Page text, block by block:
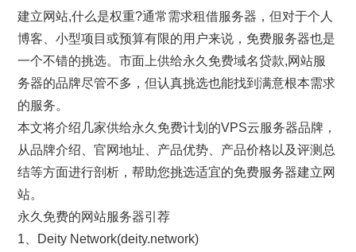
建立网站,什么是权重?通常需求租借服务器，但对于个人
博客、小型项目或预算有限的用户来说，免费服务器也是
一个不错的挑选。市面上供给永久免费域名贷款,网站服
务器的品牌尽管不多，但认真挑选也能找到满意根本需求
的服务。
本文将介绍几家供给永久免费计划的VPS云服务器品牌，
从品牌介绍、官网地址、产品优势、产品价格以及评测总
结等方面进行剖析，帮助您挑选适宜的免费服务器建立网
站。
永久免费的网站服务器引荐
1、Deity Network(deity.network)